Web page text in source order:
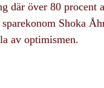
där över 80
Shoka
av optimismen.